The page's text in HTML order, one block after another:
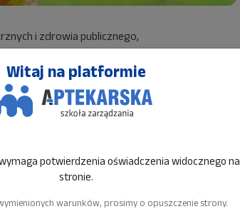
i zdrowia publicznego,
natomiast technicy farmaceutyczni
Witaj na platformie
potwierdzenia oświadczenia widocznego na
stronie.
warunków, prosimy o opuszczenie strony.